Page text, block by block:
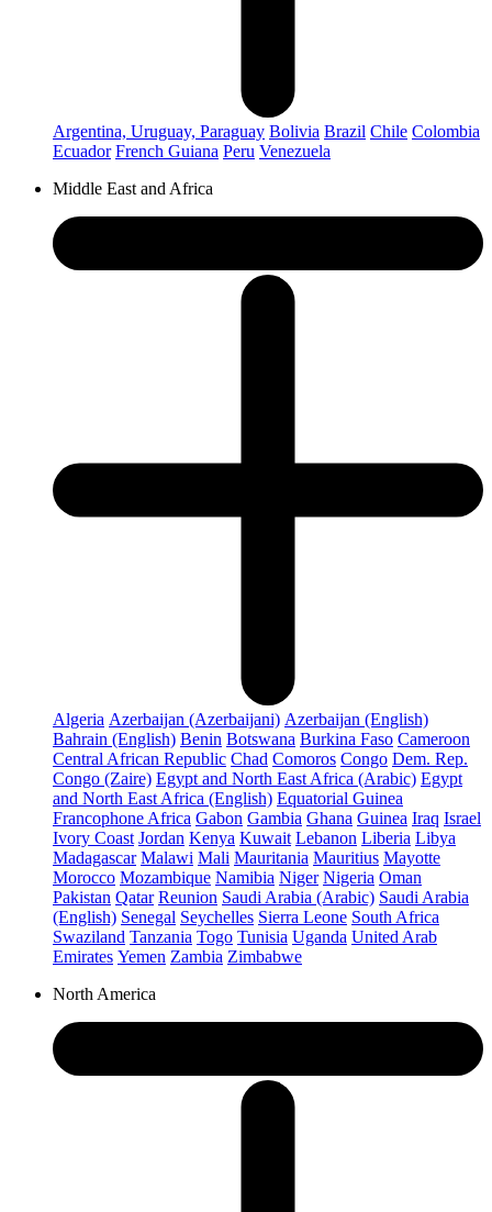
Argentina, Uruguay, Paraguay Bolivia Brazil Chile Colombia
Ecuador French Guiana Peru Venezuela
Middle East and Africa
Algeria Azerbaijan (Azerbaijani) Azerbaijan (English)
Bahrain (English) Benin Botswana Burkina Faso Cameroon
Central African Republic Chad Comoros Congo Dem. Rep.
Congo (Zaire) Egypt and North East Africa (Arabic) Egypt
and North East Africa (English) Equatorial Guinea
Francophone Africa Gabon Gambia Ghana Guinea Iraq Israel
Ivory Coast Jordan Kenya Kuwait Lebanon Liberia Libya
Madagascar Malawi Mali Mauritania Mauritius Mayotte
Morocco Mozambique Namibia Niger Nigeria Oman
Pakistan Qatar Reunion Saudi Arabia (Arabic) Saudi Arabia
(English) Senegal Seychelles Sierra Leone South Africa
Swaziland Tanzania Togo Tunisia Uganda United Arab
Emirates Yemen Zambia Zimbabwe
North America